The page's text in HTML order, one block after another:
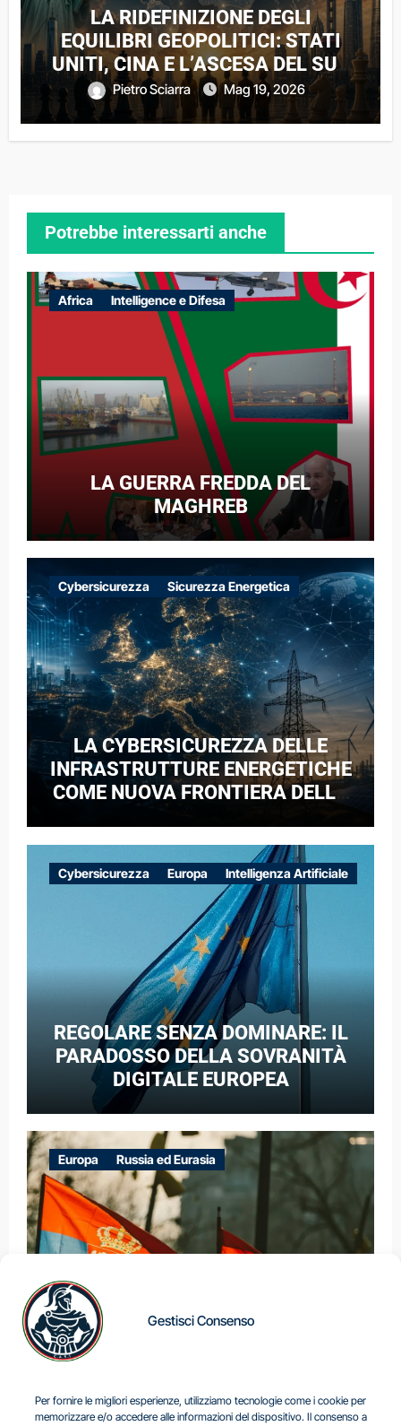
Gestisci Consenso
Per fornire le migliori esperienze, utilizziamo tecnologie come i cookie per
memorizzare e/o accedere alle informazioni del dispositivo. Il consenso a
LA RIDEFINIZIONE DEGLI
EQUILIBRI GEOPOLITICI: STATI
UNITI, CINA E L’ASCESA DEL SUD
GLOBALE
Pietro Sciarra Mag 19, 2026
Potrebbe interessarti anche
Africa Intelligence e Difesa
LA GUERRA FREDDA DEL
MAGHREB
Cybersicurezza Sicurezza Energetica
LA CYBERSICUREZZA DELLE
INFRASTRUTTURE ENERGETICHE
COME NUOVA FRONTIERA DELLA
CASO DELLE RETI ELETTRICHE
EUROPEE NEL CONTESTO DELLA
GUERRA IBRIDA
Cybersicurezza Europa Intelligenza Artificiale
REGOLARE SENZA DOMINARE: IL
PARADOSSO DELLA SOVRANITÀ
DIGITALE EUROPEA
Europa Russia ed Eurasia